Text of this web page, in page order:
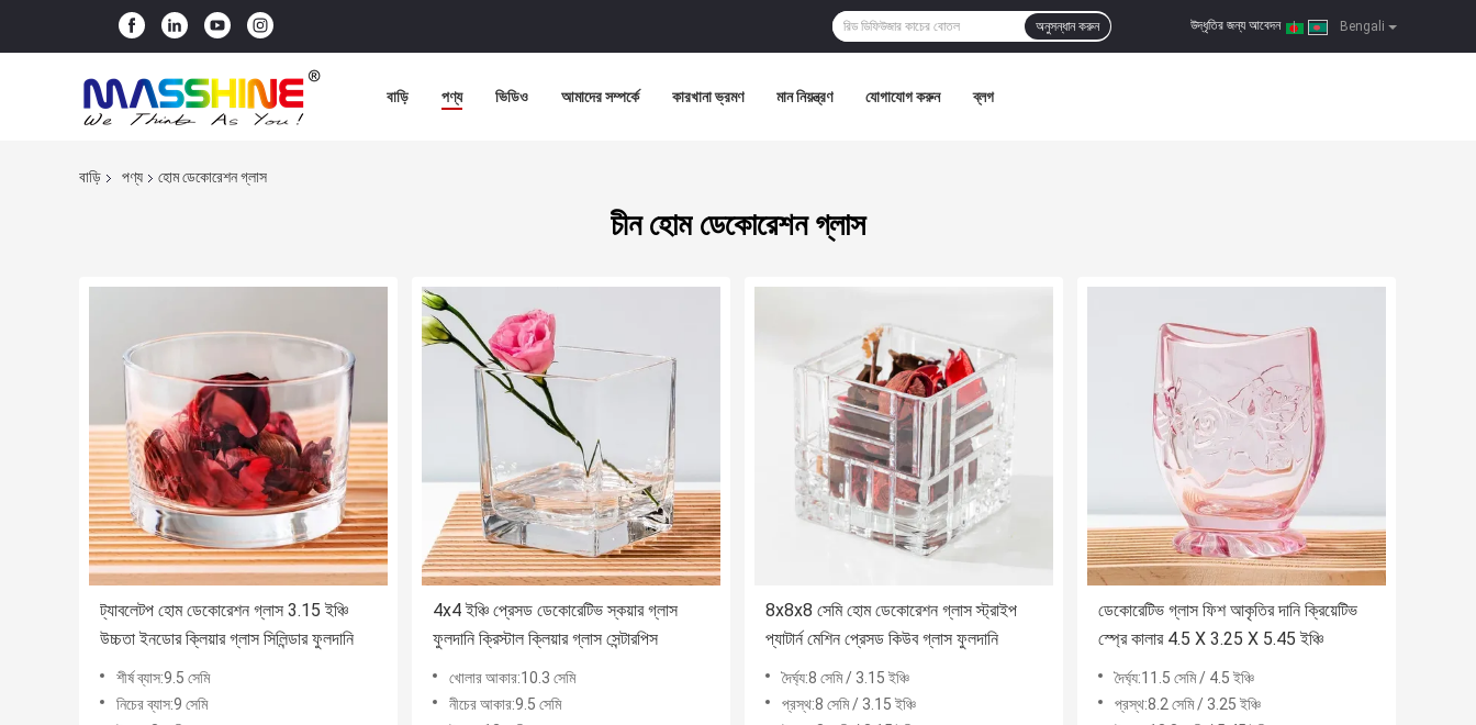
Bengali
উদ্ধৃতির জন্য আবেদন |
অনুসন্ধান করুন
বাড়ি পণ্য ভিডিও আমাদের সম্পর্কে কারখানা ভ্রমণ মান নিয়ন্ত্রণ যোগাযোগ করুন ব্লগ
বাড়ি পণ্য হোম ডেকোরেশন গ্লাস
চীন হোম ডেকোরেশন গ্লাস
ট্যাবলেটপ হোম ডেকোরেশন গ্লাস 3.15 ইঞ্চি
উচ্চতা ইনডোর ক্লিয়ার গ্লাস সিলিন্ডার ফুলদানি
শীর্ষ ব্যাস:9.5 সেমি
নিচের ব্যাস:9 সেমি
4x4 ইঞ্চি প্রেসড ডেকোরেটিভ স্কয়ার গ্লাস
ফুলদানি ক্রিস্টাল ক্লিয়ার গ্লাস সেন্টারপিস
খোলার আকার:10.3 সেমি
নীচের আকার:9.5 সেমি
8x8x8 সেমি হোম ডেকোরেশন গ্লাস স্ট্রাইপ
প্যাটার্ন মেশিন প্রেসড কিউব গ্লাস ফুলদানি
দৈর্ঘ্য:8 সেমি / 3.15 ইঞ্চি
প্রস্থ:8 সেমি / 3.15 ইঞ্চি
ডেকোরেটিভ গ্লাস ফিশ আকৃতির দানি ক্রিয়েটিভ
স্প্রে কালার 4.5 X 3.25 X 5.45 ইঞ্চি
দৈর্ঘ্য:11.5 সেমি / 4.5 ইঞ্চি
প্রস্থ:8.2 সেমি / 3.25 ইঞ্চি